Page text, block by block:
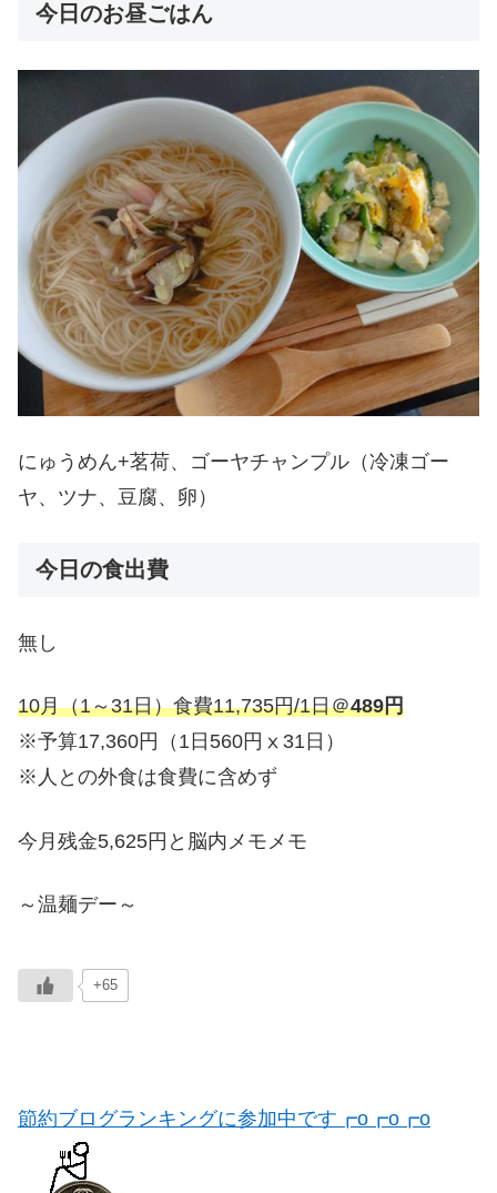
今日のお昼ごはん
にゅうめん+茗荷、ゴーヤチャンプル（冷凍ゴー
ヤ、ツナ、豆腐、卵）
今日の食出費
無し
10月（1～31日）食費11,735円/1日＠489円
※予算17,360円（1日560円ⅹ31日）
※人との外食は食費に含めず
今月残金5,625円と脳内メモメモ
～温麺デー～
+65
節約ブログランキングに参加中です┏o┏o┏o